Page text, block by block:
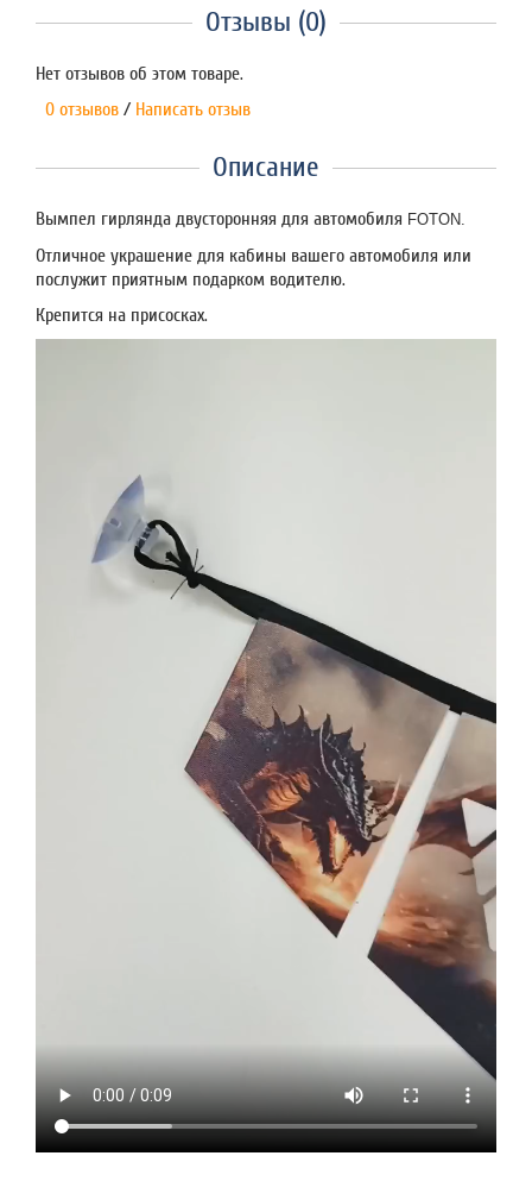
Отзывы (0)
Нет отзывов об этом товаре.
0 отзывов / Написать отзыв
Описание
Вымпел гирлянда двусторонняя для автомобиля FOTON.
Отличное украшение для кабины вашего автомобиля или
послужит приятным подарком водителю.
Крепится на присосках.